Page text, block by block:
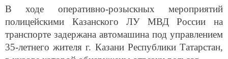
В ходе оперативно-розыскных мероприятий
полицейскими Казанского ЛУ МВД России на
транспорте задержана автомашина под управлением
35-летнего жителя г. Казани Республики Татарстан,
в кузове которой обнаружены отрезки рельсов.